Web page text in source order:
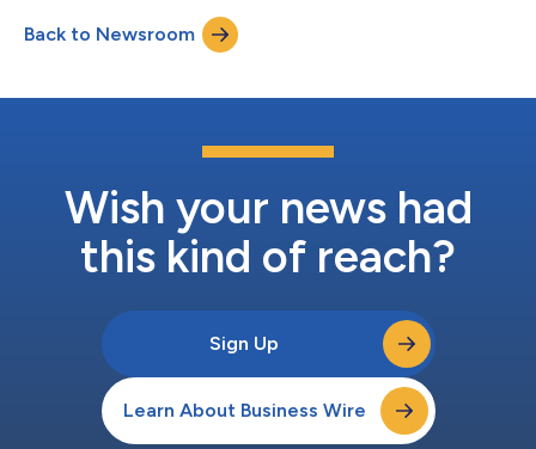
termos financeiros da transação não foram revelados. A
incorporação destas oito instalações de armazenamento
refrigerado à rede de armazenamento da Lineage...
Back to Newsroom
Wish your news had
this kind of reach?
Sign Up
Learn About Business Wire